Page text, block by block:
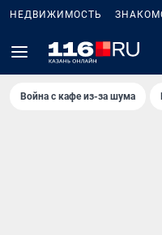
НЕДВИЖИМОСТЬ
Война с кафе из-за шума